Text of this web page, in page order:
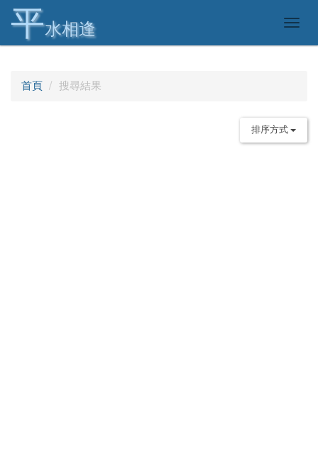
平水相逢
首頁 搜尋結果
排序方式